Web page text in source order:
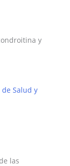
y
Salud y
las